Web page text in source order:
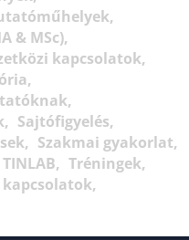
& MSc)
kapcsolatok
Sajtófigyelés
Szakmai gyakorlat
TINLAB
Tréningek